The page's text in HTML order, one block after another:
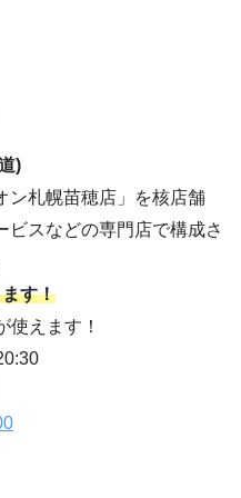
)
ン札幌苗穂店」を核店舗
ビスなどの専門店で構成さ
す！
使えます！